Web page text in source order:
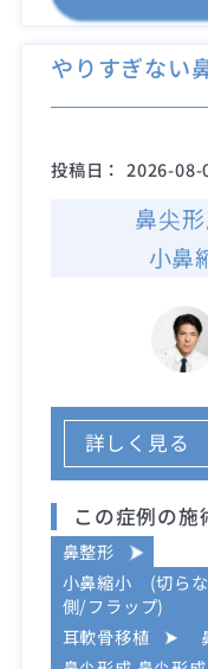
やりすぎない
投稿日： 2026-08-
鼻尖
小鼻
詳しく見る
この症例の施
鼻整形
小鼻縮小 (切ら
側/フラップ)
耳軟骨移植